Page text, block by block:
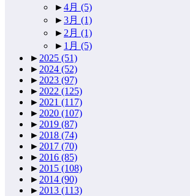
►4月 (5)
►3月 (1)
► 2月 (1)
► 1月 (5)
► 2025 (51)
► 2024 (52)
► 2023 (97)
► 2022 (125)
► 2021 (117)
► 2020 (107)
► 2019 (87)
► 2018 (74)
► 2017 (70)
► 2016 (85)
► 2015 (108)
► 2014 (90)
► 2013 (113)